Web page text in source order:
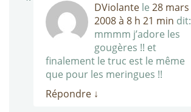
DViolante le 28 mars
2008 à 8 h 21 min dit:
mmmm j’adore les
gougères !! et
finalement le truc est le même
que pour les meringues !!
Répondre ↓